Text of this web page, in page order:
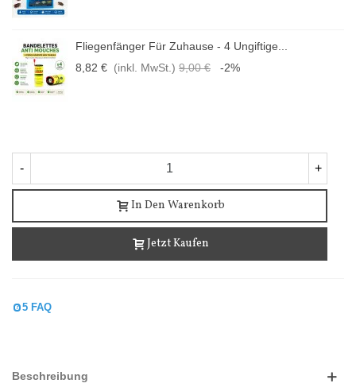
Fliegenfänger Für Zuhause - 4 Ungiftige...
8,82 € (inkl. MwSt.) 9,00 € -2%
- +
In Den Warenkorb
Jetzt Kaufen
5 FAQ
Beschreibung